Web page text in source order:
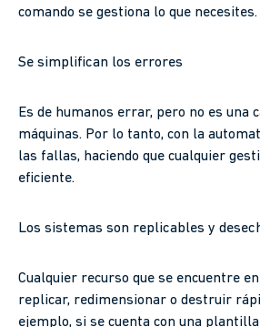
comando se gestiona lo que necesites.
Se simplifican los errores
Es de humanos errar, pero no es una
máquinas. Por lo tanto, con la
las fallas, haciendo que cualquier
eficiente.
Los sistemas son replicables y
Cualquier recurso que se encuentre
replicar, redimensionar o destruir
ejemplo, si se cuenta con una